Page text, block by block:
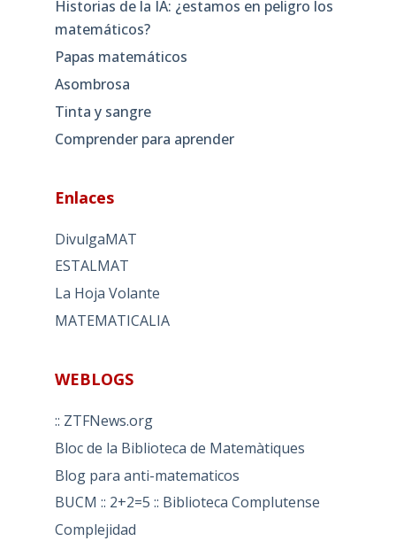
Historias de la IA: ¿estamos en peligro los
matemáticos?
Papas matemáticos
Asombrosa
Tinta y sangre
Comprender para aprender
Enlaces
DivulgaMAT
ESTALMAT
La Hoja Volante
MATEMATICALIA
WEBLOGS
:: ZTFNews.org
Bloc de la Biblioteca de Matemàtiques
Blog para anti-matematicos
BUCM :: 2+2=5 :: Biblioteca Complutense
Complejidad